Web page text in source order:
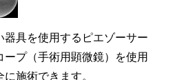
器具を使用するピエゾーサー
プ（手術用顕微鏡）を使用
施術できます。